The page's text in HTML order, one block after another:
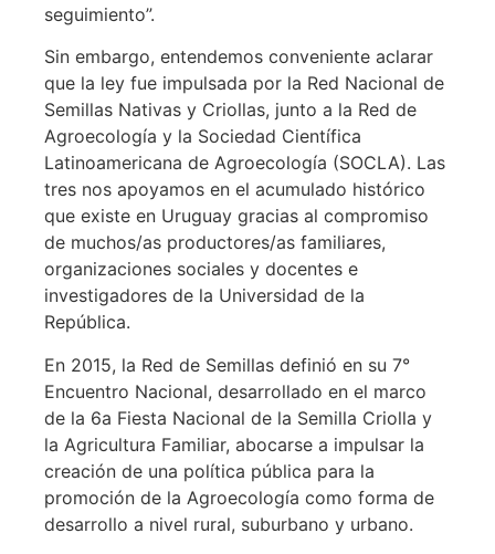
seguimiento”.
Sin embargo, entendemos conveniente aclarar
que la ley fue impulsada por la Red Nacional de
Semillas Nativas y Criollas, junto a la Red de
Agroecología y la Sociedad Científica
Latinoamericana de Agroecología (SOCLA). Las
tres nos apoyamos en el acumulado histórico
que existe en Uruguay gracias al compromiso
de muchos/as productores/as familiares,
organizaciones sociales y docentes e
investigadores de la Universidad de la
República.
En 2015, la Red de Semillas definió en su 7°
Encuentro Nacional, desarrollado en el marco
de la 6a Fiesta Nacional de la Semilla Criolla y
la Agricultura Familiar, abocarse a impulsar la
creación de una política pública para la
promoción de la Agroecología como forma de
desarrollo a nivel rural, suburbano y urbano.